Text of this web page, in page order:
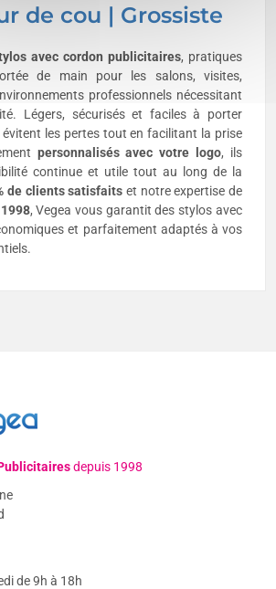
de cou | Grossiste
avec cordon publicitaires, pratiques
de main pour les salons, visites,
professionnels nécessitant
Légers, sécurisés et faciles à porter
les pertes tout en facilitant la prise
personnalisés avec votre logo, ils
continue et utile tout au long de la
de clients satisfaits et notre expertise de
, Vegea vous garantit des stylos avec
et parfaitement adaptés à vos
depuis 1998
de 9h à 18h